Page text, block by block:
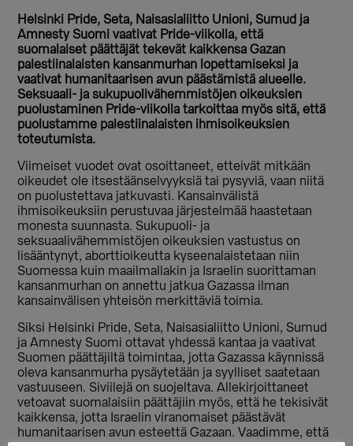
Helsinki Pride, Seta, Naisasialiitto Unioni, Sumud ja
Amnesty Suomi vaativat Pride-viikolla, että
suomalaiset päättäjät tekevät kaikkensa Gazan
palestiinalaisten kansanmurhan lopettamiseksi ja
vaativat humanitaarisen avun päästämistä alueelle.
Seksuaali- ja sukupuolivähemmistöjen oikeuksien
puolustaminen Pride-viikolla tarkoittaa myös sitä, että
puolustamme palestiinalaisten ihmisoikeuksien
toteutumista.
Viimeiset vuodet ovat osoittaneet, etteivät mitkään
oikeudet ole itsestäänselvyyksiä tai pysyviä, vaan niitä
on puolustettava jatkuvasti. Kansainvälistä
ihmisoikeuksiin perustuvaa järjestelmää haastetaan
monesta suunnasta. Sukupuoli- ja
seksuaalivähemmistöjen oikeuksien vastustus on
lisääntynyt, aborttioikeutta kyseenalaistetaan niin
Suomessa kuin maailmallakin ja Israelin suorittaman
kansanmurhan on annettu jatkua Gazassa ilman
kansainvälisen yhteisön merkittäviä toimia.
Siksi Helsinki Pride, Seta, Naisasialiitto Unioni, Sumud
ja Amnesty Suomi ottavat yhdessä kantaa ja vaativat
Suomen päättäjiltä toimintaa, jotta Gazassa käynnissä
oleva kansanmurha pysäytetään ja syylliset saatetaan
vastuuseen. Siviilejä on suojeltava. Allekirjoittaneet
vetoavat suomalaisiin päättäjiin myös, että he tekisivät
kaikkensa, jotta Israelin viranomaiset päästävät
humanitaarisen avun esteettä Gazaan. Vaadimme, että